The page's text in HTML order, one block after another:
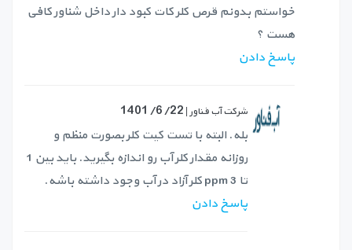
خواستم بدونم قرص کلر کات کبود دار داخل شناور کافی
هست ؟
پاسخ دادن
شرکت آب فناور | 1401/6/22
بله. البته با تست کیت کلر بصورت منظم و
روزانه مقدار کلر آب رو اندازه بگیرید. باید بین 1
تا 3 ppm کلر آزاد در آب وجود داشته باشه.
پاسخ دادن